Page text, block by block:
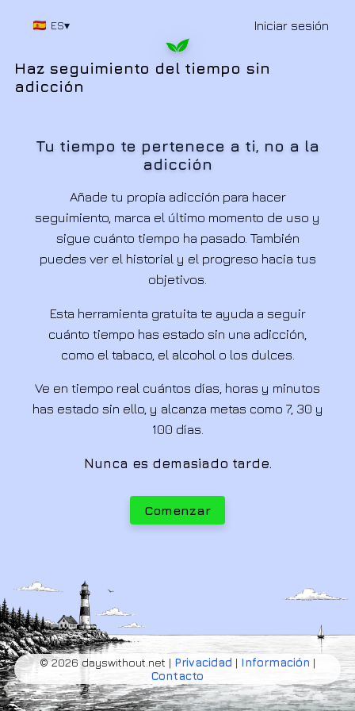
Haz seguimiento del tiempo sin
adicción
Iniciar sesión
ES▾
Tu tiempo te pertenece a ti, no a la
adicción
Añade tu propia adicción para hacer
seguimiento, marca el último momento de uso y
sigue cuánto tiempo ha pasado. También
puedes ver el historial y el progreso hacia tus
objetivos.
Esta herramienta gratuita te ayuda a seguir
cuánto tiempo has estado sin una adicción,
como el tabaco, el alcohol o los dulces.
Ve en tiempo real cuántos días, horas y minutos
has estado sin ello, y alcanza metas como 7, 30 y
100 días.
Nunca es demasiado tarde.
Comenzar
© 2026 dayswithout.net | Privacidad | Información |
Contacto